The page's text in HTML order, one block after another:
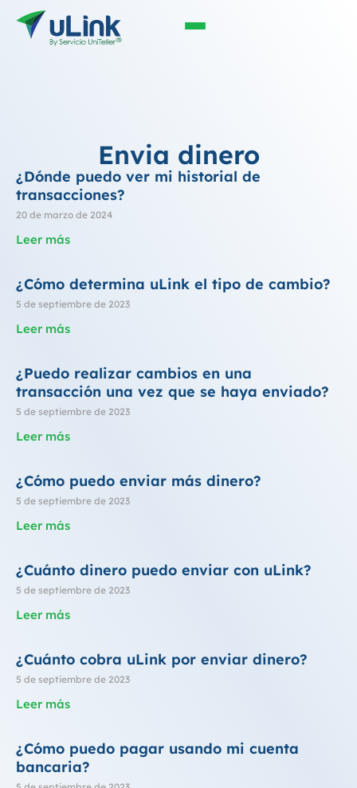
Envia dinero
¿Dónde puedo ver mi historial de
transacciones?
20 de marzo de 2024
Leer más
¿Cómo determina uLink el tipo de cambio?
5 de septiembre de 2023
Leer más
¿Puedo realizar cambios en una
transacción una vez que se haya enviado?
5 de septiembre de 2023
Leer más
¿Cómo puedo enviar más dinero?
5 de septiembre de 2023
Leer más
¿Cuánto dinero puedo enviar con uLink?
5 de septiembre de 2023
Leer más
¿Cuánto cobra uLink por enviar dinero?
5 de septiembre de 2023
Leer más
¿Cómo puedo pagar usando mi cuenta
bancaria?